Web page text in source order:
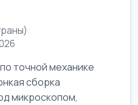
точной механике
сборка
микроскопом,